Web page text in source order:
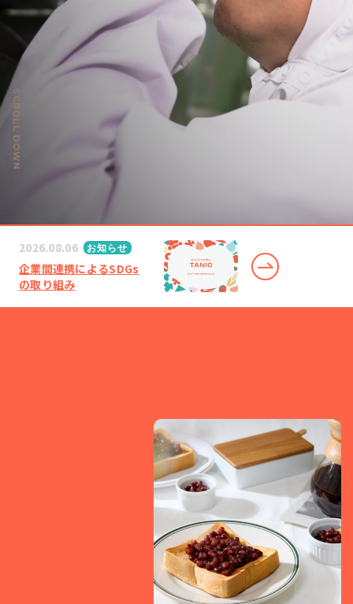
2026.08.06 お知らせ
企業間連携によるSDGs
の取り組み
SCROLL DOWN